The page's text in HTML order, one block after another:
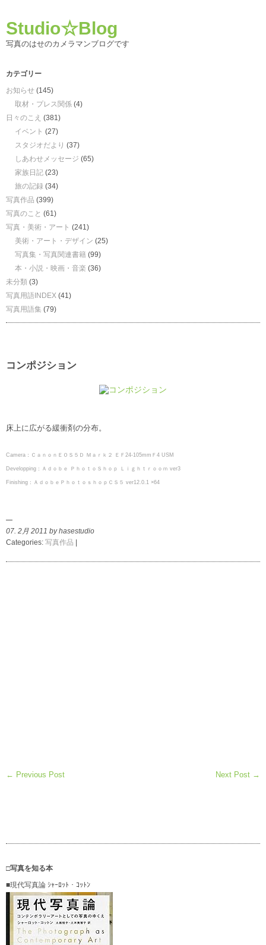
Studio☆Blog
写真のはせのカメラマンブログです
カテゴリー
お知らせ (145)
取材・プレス関係 (4)
日々のこえ (381)
イベント (27)
スタジオだより (37)
しあわせメッセージ (65)
家族日記 (23)
旅の記録 (34)
写真作品 (399)
写真のこと (61)
写真・美術・アート (241)
美術・アート・デザイン (25)
写真集・写真関連書籍 (99)
本・小説・映画・音楽 (36)
未分類 (3)
写真用語INDEX (41)
写真用語集 (79)
コンポジション
床上に広がる緩衝剤の分布。
Camera：ＣａｎｏｎＥＯＳ５Ｄ Ｍａｒｋ２ ＥＦ24-105mmＦ4 USM
Developping：Ａｄｏｂｅ ＰｈｏｔｏＳｈｏｐ Ｌｉｇｈｔｒｏｏｍ ver3
Finishing：ＡｄｏｂｅＰｈｏｔｏｓｈｏｐＣＳ５ ver12.0.1 ×64
07. 2月 2011 by hasestudio
Categories: 写真作品
← Previous Post Next Post →
□写真を知る本
■現代写真論 ｼｬｰﾛｯﾄ・ｺｯﾄﾝ